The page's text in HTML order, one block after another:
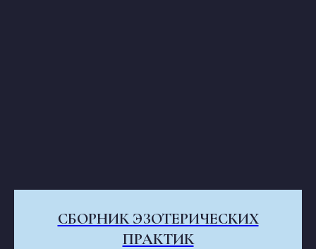
СБОРНИК ЭЗОТЕРИЧЕСКИХ
ПРАКТИК